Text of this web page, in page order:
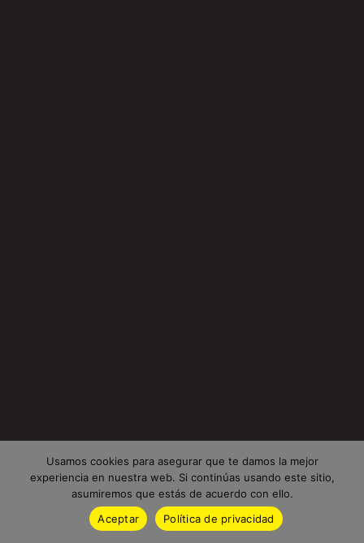
Usamos cookies para asegurar que te damos la mejor
experiencia en nuestra web. Si continúas usando este sitio,
asumiremos que estás de acuerdo con ello.
Aceptar
Política de privacidad